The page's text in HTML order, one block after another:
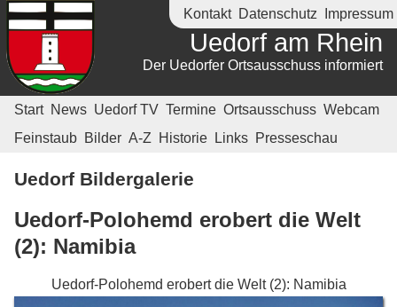
Uedorf am Rhein
Der Uedorfer Ortsausschuss informiert
Start News Uedorf TV Termine Ortsausschuss Webcam
Feinstaub Bilder A-Z Historie Links Presseschau
Uedorf Bildergalerie
Uedorf-Polohemd erobert die Welt
(2): Namibia
Uedorf-Polohemd erobert die Welt (2): Namibia
Kontakt Datenschutz Impressum